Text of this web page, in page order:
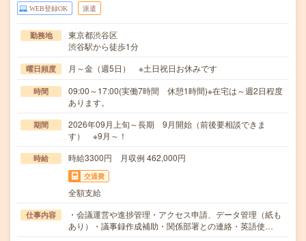
WEB登録OK 派遣
勤務地
東京都渋谷区
渋谷駅から徒歩1分
曜日頻度 月～金（週5日） ※土日祝日お休みです
時間
09:00～17:00(実働7時間 休憩1時間)※在宅は～週2日程度
あります。
期間
2026年09月上旬～長期 9月開始（前後要相談できま
す） ※9月～！
時給 時給3300円 月収例 462,000円
交通費
全額支給
仕事内容
・会議運営や進捗管理・アクセス申請、データ管理（紙も
あり）・議事録作成補助・関係部署との連絡・英語使…